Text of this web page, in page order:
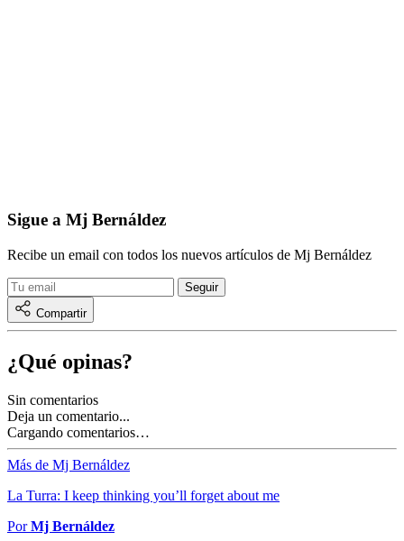
Sigue a Mj Bernáldez
Recibe un email con todos los nuevos artículos de Mj Bernáldez
Compartir
¿Qué opinas?
Sin comentarios
Deja un comentario...
Cargando comentarios…
Más de Mj Bernáldez
La Turra: I keep thinking you’ll forget about me
PorMj Bernáldez